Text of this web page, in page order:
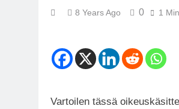
8 Years Ago 0 1
Vartoilen tässä